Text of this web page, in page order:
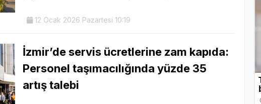
12 Ocak 2026 Pazartesi 10:19
İzmir’de servis ücretlerine zam kapıda:
Personel taşımacılığında yüzde 35
artış talebi